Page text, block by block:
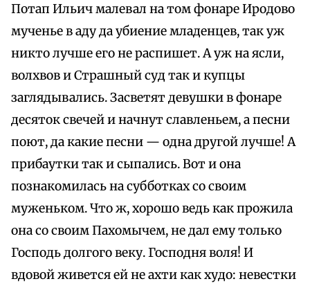
Потап Ильич малевал на том фонаре Иродово
мученье в аду да убиение младенцев, так уж
никто лучше его не распишет. А уж на ясли,
волхвов и Страшный суд так и купцы
заглядывались. Засветят девушки в фонаре
десяток свечей и начнут славленьем, а песни
поют, да какие песни — одна другой лучше! А
прибаутки так и сыпались. Вот и она
познакомилась на субботках со своим
муженьком. Что ж, хорошо ведь как прожила
она со своим Пахомычем, не дал ему только
Господь долгого веку. Господня воля! И
вдовой живется ей не ахти как худо: невестки